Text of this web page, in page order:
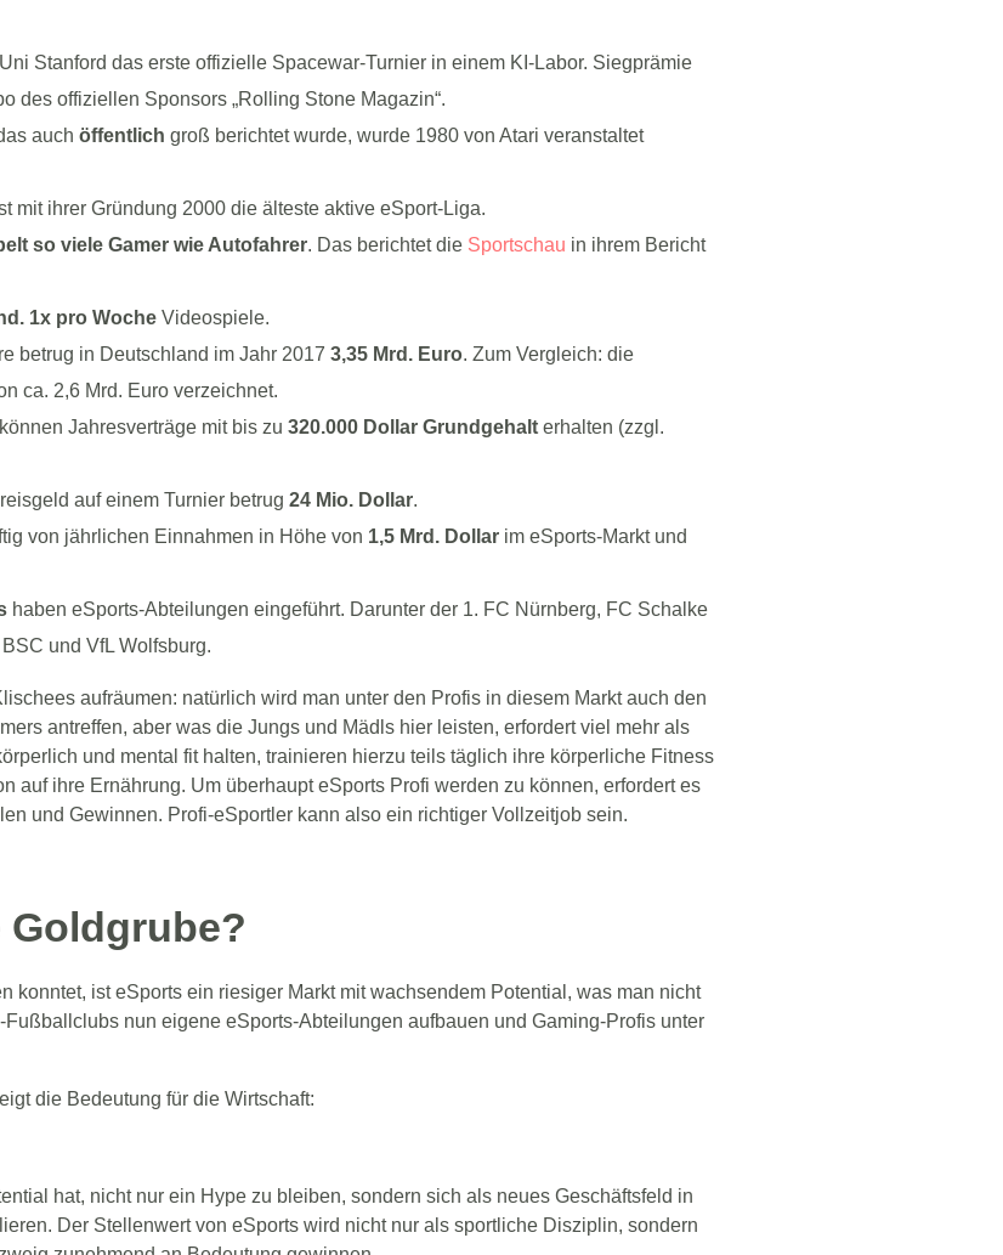
Stanford das erste offizielle Spacewar-Turnier in einem KI-Labor. Siegprämie
des offiziellen Sponsors „Rolling Stone Magazin“.
auch öffentlich groß berichtet wurde, wurde 1980 von Atari veranstaltet
mit ihrer Gründung 2000 die älteste aktive eSport-Liga.
so viele Gamer wie Autofahrer. Das berichtet die Sportschau in ihrem Bericht
1x pro WocheVideospiele.
betrug in Deutschland im Jahr 2017 3,35 Mrd. Euro. Zum Vergleich: die
ca. 2,6 Mrd. Euro verzeichnet.
Jahresverträge mit bis zu 320.000 Dollar Grundgehalterhalten (zzgl.
auf einem Turnier betrug 24 Mio. Dollar.
von jährlichen Einnahmen in Höhe von 1,5 Mrd. Dollar im eSports-Markt und
haben eSports-Abteilungen eingeführt. Darunter der 1. FC Nürnberg, FC Schalke
und VfL Wolfsburg.
aufräumen: natürlich wird man unter den Profis in diesem Markt auch den
antreffen, aber was die Jungs und Mädls hier leisten, erfordert viel mehr als
und mental fit halten, trainieren hierzu teils täglich ihre körperliche Fitness
auf ihre Ernährung. Um überhaupt eSports Profi werden zu können, erfordert es
und Gewinnen. Profi-eSportler kann also ein richtiger Vollzeitjob sein.
Goldgrube?
konntet, ist eSports ein riesiger Markt mit wachsendem Potential, was man nicht
nun eigene eSports-Abteilungen aufbauen und Gaming-Profis unter
die Bedeutung für die Wirtschaft:
hat, nicht nur ein Hype zu bleiben, sondern sich als neues Geschäftsfeld in
Der Stellenwert von eSports wird nicht nur als sportliche Disziplin, sondern